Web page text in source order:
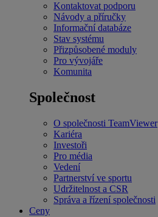
Kontaktovat podporu
Návody a příručky
Informační databáze
Stav systému
Přizpůsobené moduly
Pro vývojáře
Komunita
Společnost
O společnosti TeamViewer
Kariéra
Investoři
Pro média
Vedení
Partnerství ve sportu
Udržitelnost a CSR
Správa a řízení společnosti
Ceny